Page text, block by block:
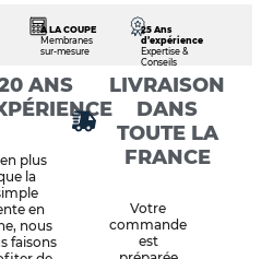
À LA COUPE
Membranes
sur-mesure
25 Ans
d’expérience
Expertise &
Conseils
ANS
plus
la
en
nous
faisons
LIVRAISON
DANS
TOUTE LA
FRANCE
Votre
commande
est